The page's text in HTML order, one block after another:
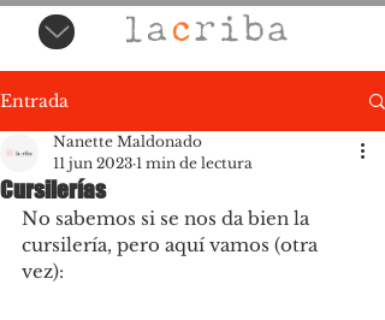
Entrada
Cursilerías
Nanette Maldonado
11 jun 2023 1 min de lectura
No sabemos si se nos da bien la
cursilería, pero aquí vamos (otra
vez):